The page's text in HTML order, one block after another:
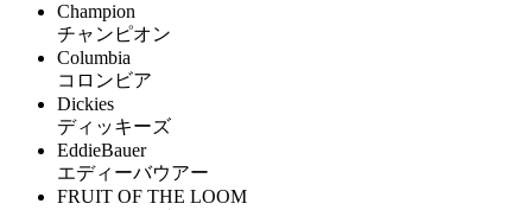
Champion
チャンピオン
Columbia
コロンビア
Dickies
ディッキーズ
EddieBauer
エディーバウアー
FRUIT OF THE LOOM